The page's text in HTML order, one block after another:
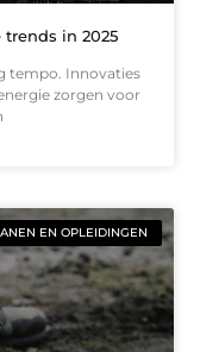
in 2025
tempo. Innovaties
zorgen voor
EN OPLEIDINGEN